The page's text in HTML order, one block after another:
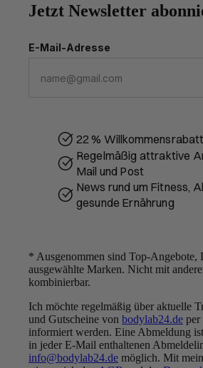
Jetzt Newsletter
E-Mail-Adresse
22 %
Regelmäßig attraktive
Mail und Post
News rund um Fitness,
gesunde Ernährung
* Ausgenommen sind Top-Angebote,
ausgewählte Marken. Nicht mit
kombinierbar.
Ich möchte regelmäßig über aktuelle
und Gutscheine von bodylab24.de per
informiert werden. Eine Abmeldung
in jeder E-Mail enthaltenen
info@bodylab24.de möglich. Mit
UNSER
BESTE
FAIREN PREISEN